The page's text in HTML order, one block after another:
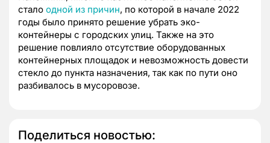
стало одной из причин, по которой в начале 2022
годы было принято решение убрать эко-
контейнеры с городских улиц. Также на это
решение повлияло отсутствие оборудованных
контейнерных площадок и невозможность довести
стекло до пункта назначения, так как по пути оно
разбивалось в мусоровозе.
Поделиться новостью: